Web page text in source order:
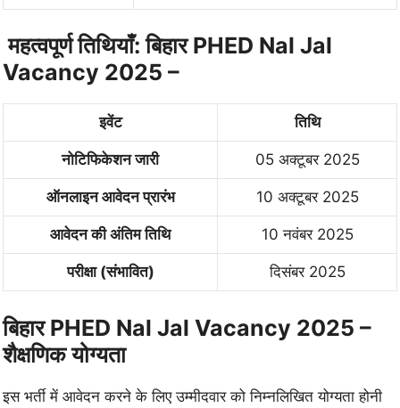
महत्वपूर्ण तिथियाँ:बिहार PHED Nal Jal
Vacancy 2025 –
इवेंट तिथि
नोटिफिकेशन जारी 05 अक्टूबर 2025
ऑनलाइन आवेदन प्रारंभ 10 अक्टूबर 2025
आवेदन की अंतिम तिथि 10 नवंबर 2025
परीक्षा (संभावित) दिसंबर 2025
बिहार PHED Nal Jal Vacancy 2025 –
शैक्षणिक योग्यता
इस भर्ती में आवेदन करने के लिए उम्मीदवार को निम्नलिखित योग्यता होनी